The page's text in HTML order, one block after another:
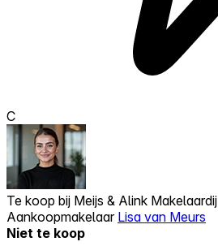
C
Te koop bij Meijs & Alink Makelaardij
Aankoopmakelaar Lisa van Meurs
Niet te koop